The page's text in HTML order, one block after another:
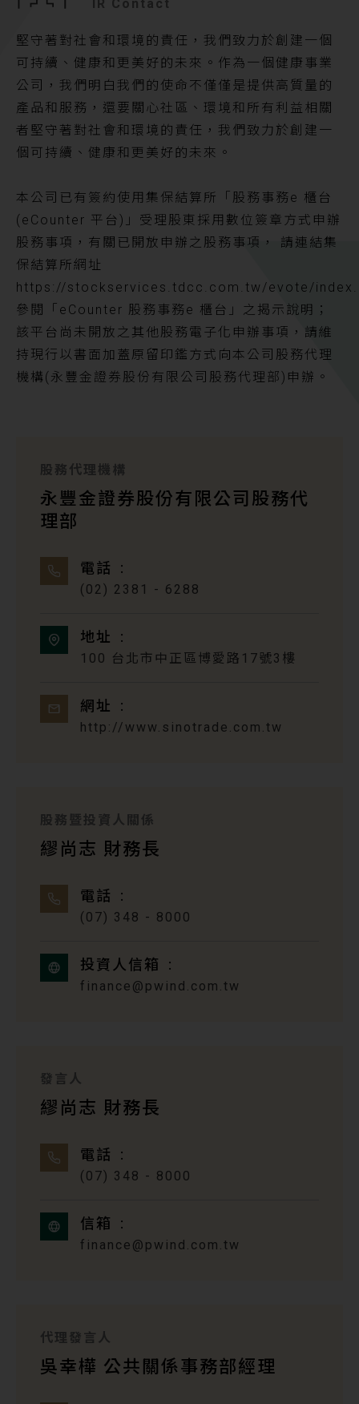
IR Contact
堅守著對社會和環境的責任，我們致力於創建一個
可持續、健康和更美好的未來。作為一個健康事業
公司，我們明白我們的使命不僅僅是提供高質量的
產品和服務，還要關心社區、環境和所有利益相關
者堅守著對社會和環境的責任，我們致力於創建一
個可持續、健康和更美好的未來。
本公司已有簽約使用集保結算所「股務事務e 櫃台
(eCounter 平台)」受理股東採用數位簽章方式申辦
股務事項，有關已開放申辦之股務事項， 請連結集
保結算所網址
https://stockservices.tdcc.com.tw/evote/
參閱「eCounter 股務事務e 櫃台」之揭示說明；
該平台尚未開放之其他股務電子化申辦事項，請維
持現行以書面加蓋原留印鑑方式向本公司股務代理
機構(永豐金證券股份有限公司股務代理部)申辦。
股務代理機構
永豐金證券股份有限公司股務代
理部
電話
(02) 2381 - 6288
地址
100 台北市中正區博愛路17號3樓
網址
http://www.sinotrade.com.tw
股務暨投資人關係
繆尚志 財務長
電話
(07) 348 - 8000
投資人信箱
finance@pwind.com.tw
發言人
繆尚志 財務長
電話
(07) 348 - 8000
信箱
finance@pwind.com.tw
代理發言人
吳幸樺 公共關係事務部經理